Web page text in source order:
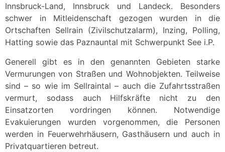
Innsbruck-Land, Innsbruck und Landeck. Besonders
schwer in Mitleidenschaft gezogen wurden in die
Ortschaften Sellrain (Zivilschutzalarm), Inzing, Polling,
Hatting sowie das Paznauntal mit Schwerpunkt See i.P.
Generell gibt es in den genannten Gebieten starke
Vermurungen von Straßen und Wohnobjekten. Teilweise
sind – so wie im Sellraintal – auch die Zufahrtsstraßen
vermurt, sodass auch Hilfskräfte nicht zu den
Einsatzorten vordringen können. Notwendige
Evakuierungen wurden vorgenommen, die Personen
werden in Feuerwehrhäusern, Gasthäusern und auch in
Privatquartieren betreut.